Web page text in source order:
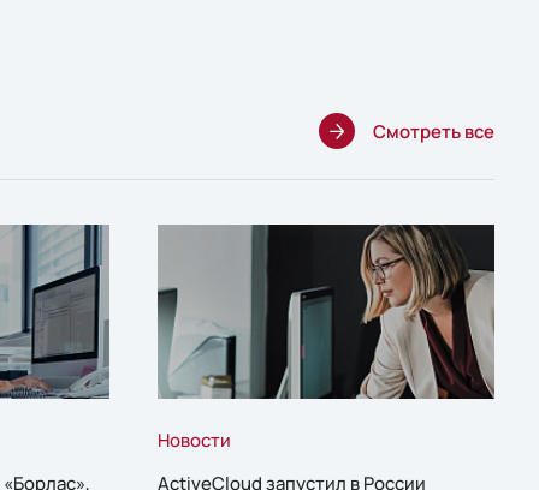
Смотреть все
Новости
ActiveCloud запустил в России